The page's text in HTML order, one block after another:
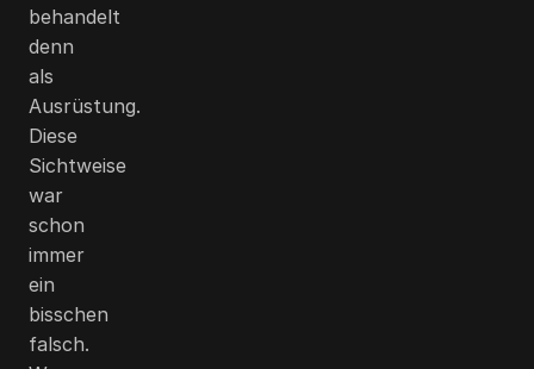
behandelt
denn
als
Ausrüstung.
Diese
Sichtweise
war
schon
immer
ein
bisschen
falsch.